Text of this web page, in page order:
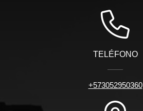
TELÉFONO
+573052950360